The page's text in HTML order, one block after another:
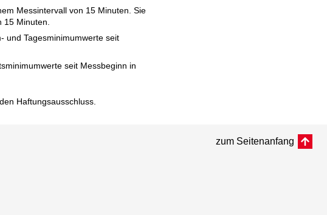
Messintervall von 15 Minuten. Sie
15 Minuten.
und Tagesminimumwerte seit
seit Messbeginn in
Haftungsausschluss.
zum Seitenanfang